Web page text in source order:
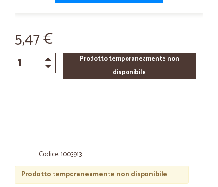
5,47 €
Prodotto temporaneamente non
disponibile
Codice: 1003913
Prodotto temporaneamente non disponibile